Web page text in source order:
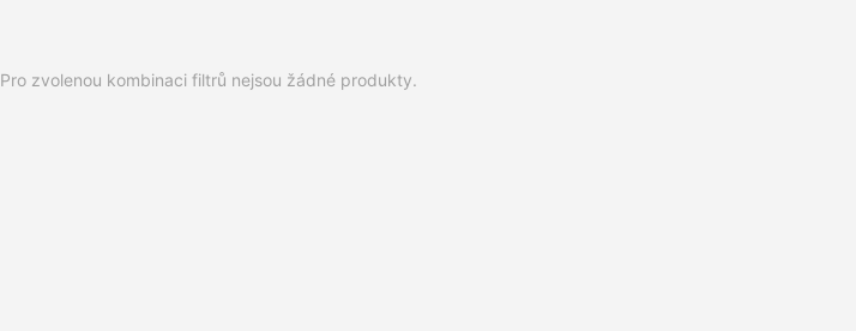
Pro zvolenou kombinaci filtrů nejsou žádné produkty.